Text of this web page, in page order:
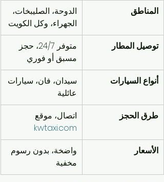
المناطق
الدوحة، الصليبخات،
الجهراء، وكل الكويت
توصيل المطار
متوفر 24/7، حجز
مسبق أو فوري
أنواع السيارات
سيدان، فان، سيارات
عائلية
طرق الحجز
اتصال، موقع
kwtaxi.com
الأسعار
واضخة، بدون رسوم
مخفية